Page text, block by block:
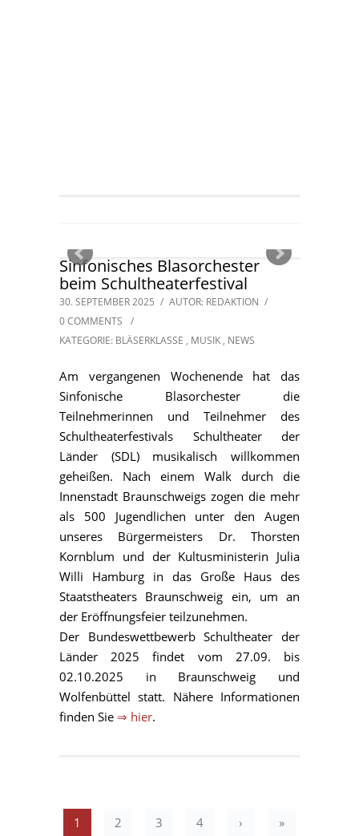
Sinfonisches Blasorchester
beim Schultheaterfestival
30. SEPTEMBER 2025 / AUTOR: REDAKTION /
0 COMMENTS
/
KATEGORIE: BLÄSERKLASSE , MUSIK , NEWS
Am vergangenen Wochenende hat das
Sinfonische Blasorchester die
Teilnehmerinnen und Teilnehmer des
Schultheaterfestivals Schultheater der
Länder (SDL) musikalisch willkommen
geheißen. Nach einem Walk durch die
Innenstadt Braunschweigs zogen die mehr
als 500 Jugendlichen unter den Augen
unseres Bürgermeisters Dr. Thorsten
Kornblum und der Kultusministerin Julia
Willi Hamburg in das Große Haus des
Staatstheaters Braunschweig ein, um an
der Eröffnungsfeier teilzunehmen.
Der Bundeswettbewerb Schultheater der
Länder 2025 findet vom 27.09. bis
02.10.2025 in Braunschweig und
Wolfenbüttel statt. Nähere Informationen
finden Sie ⇒ hier.
1 2 3 4 › »